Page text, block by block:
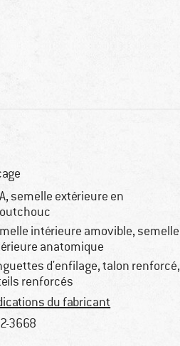
semelle extérieure en
intérieure amovible, semelle
anatomique
d'enfilage, talon renforcé,
renforcés
du fabricant
3668